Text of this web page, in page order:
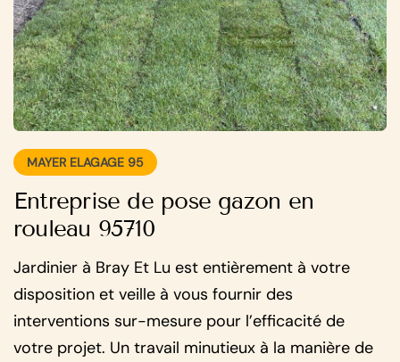
MAYER ELAGAGE 95
Entreprise de pose gazon en
rouleau 95710
Jardinier à Bray Et Lu est entièrement à votre
disposition et veille à vous fournir des
interventions sur-mesure pour l’efficacité de
votre projet. Un travail minutieux à la manière de